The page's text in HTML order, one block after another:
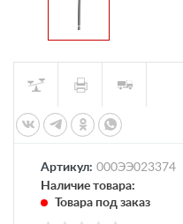
Артикул: 000ЭЭ023374
Наличие товара:
Товара под заказ